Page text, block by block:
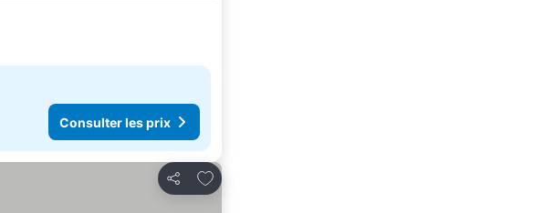
Consulter les prix
Partager
Ajouter à mes favoris